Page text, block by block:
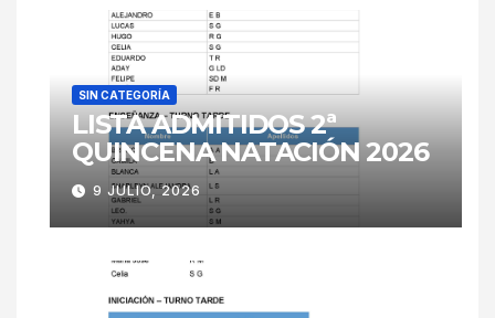
SIN CATEGORÍA
LISTA ADMITIDOS 2ª
QUINCENA NATACIÓN 2026
9 JULIO, 2026